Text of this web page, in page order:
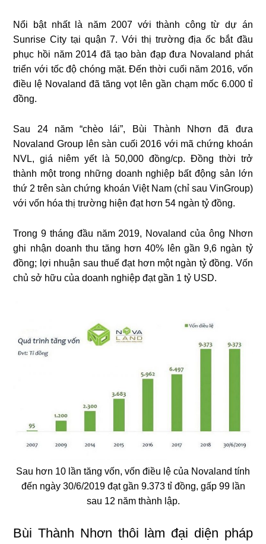
Nổi bật nhất là năm 2007 với thành công từ dự án
Sunrise City tại quận 7. Với thị trường địa ốc bắt đầu
phục hồi năm 2014 đã tạo bàn đạp đưa Novaland phát
triển với tốc độ chóng mặt. Đến thời cuối năm 2016, vốn
điều lệ Novaland đã tăng vọt lên gần chạm mốc 6.000 tỉ
đồng.
Sau 24 năm “chèo lái”, Bùi Thành Nhơn đã đưa
Novaland Group lên sàn cuối 2016 với mã chứng khoán
NVL, giá niêm yết là 50,000 đồng/cp. Đồng thời trở
thành một trong những doanh nghiệp bất động sản lớn
thứ 2 trên sàn chứng khoán Việt Nam (chỉ sau VinGroup)
với vốn hóa thị trường hiện đạt hơn 54 ngàn tỷ đồng.
Trong 9 tháng đầu năm 2019, Novaland của ông Nhơn
ghi nhận doanh thu tăng hơn 40% lên gần 9,6 ngàn tỷ
đồng; lợi nhuận sau thuế đạt hơn một ngàn tỷ đồng. Vốn
chủ sở hữu của doanh nghiệp đạt gần 1 tỷ USD.
Sau hơn 10 lần tăng vốn, vốn điều lệ của Novaland tính
đến ngày 30/6/2019 đạt gần 9.373 tỉ đồng, gấp 99 lần
sau 12 năm thành lập.
Bùi Thành Nhơn thôi làm đại diện pháp